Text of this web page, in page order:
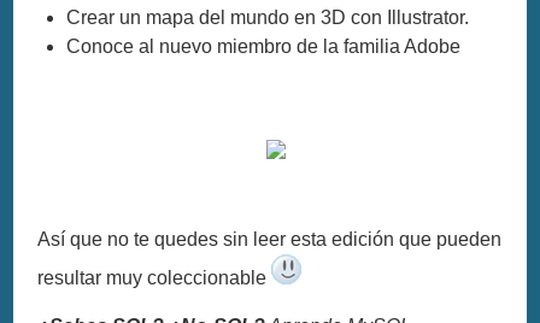
Crear un mapa del mundo en 3D con Illustrator.
Conoce al nuevo miembro de la familia Adobe
Así que no te quedes sin leer esta edición que pueden
resultar muy coleccionable